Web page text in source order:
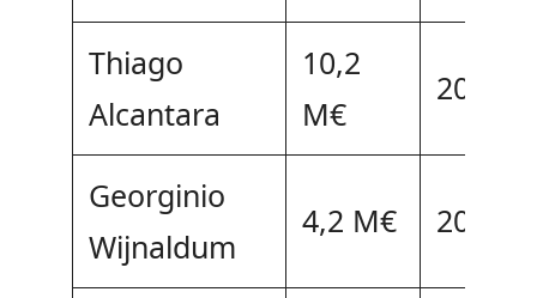
Thiago
Alcantara
10,2
M€
2024
Georginio
Wijnaldum
4,2 M€ 2021